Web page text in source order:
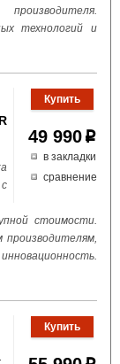
технологий и
49 990 p
в закладки
сравнение
стоимости.